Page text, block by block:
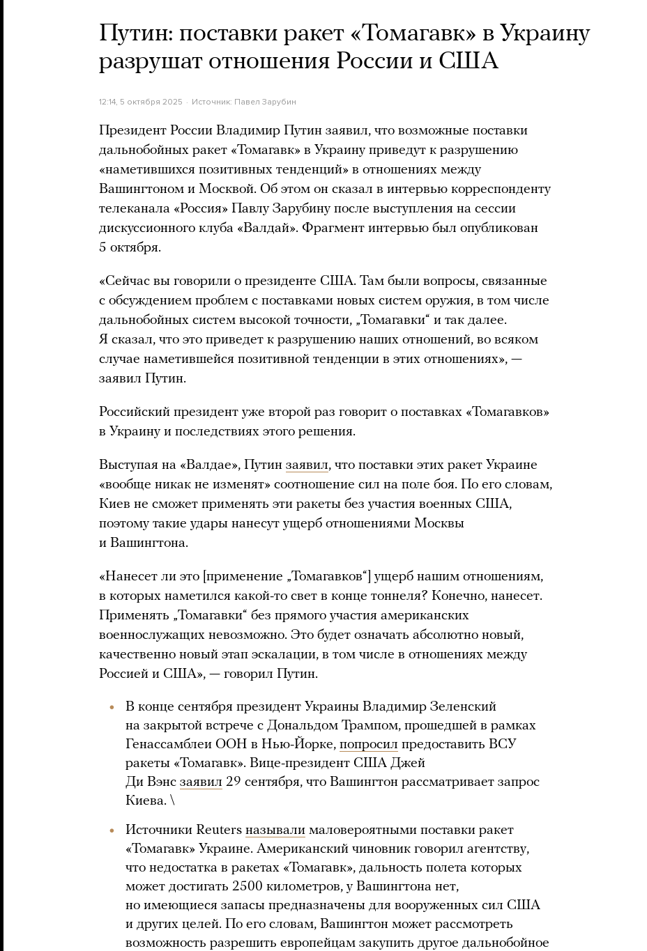
Путин: поставки ракет «Томагавк» в Украину
разрушат отношения России и США
12:14, 5 октября 2025 Источник: Павел Зарубин
Президент России Владимир Путин заявил, что возможные поставки
дальнобойных ракет «Томагавк» в Украину приведут к разрушению
«наметившихся позитивных тенденций» в отношениях между
Вашингтоном и Москвой. Об этом он сказал в интервью корреспонденту
телеканала «Россия» Павлу Зарубину после выступления на сессии
дискуссионного клуба «Валдай». Фрагмент интервью был опубликован
5 октября.
«Сейчас вы говорили о президенте США. Там были вопросы, связанные
с обсуждением проблем с поставками новых систем оружия, в том числе
дальнобойных систем высокой точности, „Томагавки“ и так далее.
Я сказал, что это приведет к разрушению наших отношений, во всяком
случае наметившейся позитивной тенденции в этих отношениях», —
заявил Путин.
Российский президент уже второй раз говорит о поставках «Томагавков»
в Украину и последствиях этого решения.
Выступая на «Валдае», Путин заявил, что поставки этих ракет Украине
«вообще никак не изменят» соотношение сил на поле боя. По его словам,
Киев не сможет применять эти ракеты без участия военных США,
поэтому такие удары нанесут ущерб отношениями Москвы
и Вашингтона.
«Нанесет ли это [применение „Томагавков“] ущерб нашим отношениям,
в которых наметился какой-то свет в конце тоннеля? Конечно, нанесет.
Применять „Томагавки“ без прямого участия американских
военнослужащих невозможно. Это будет означать абсолютно новый,
качественно новый этап эскалации, в том числе в отношениях между
Россией и США», — говорил Путин.
В конце сентября президент Украины Владимир Зеленский
на закрытой встрече с Дональдом Трампом, прошедшей в рамках
Генассамблеи ООН в Нью-Йорке, попросил предоставить ВСУ
ракеты «Томагавк». Вице-президент США Джей
Ди Вэнс заявил 29 сентября, что Вашингтон рассматривает запрос
Киева. \
Источники Reuters называли маловероятными поставки ракет
«Томагавк» Украине. Американский чиновник говорил агентству,
что недостатка в ракетах «Томагавк», дальность полета которых
может достигать 2500 километров, у Вашингтона нет,
но имеющиеся запасы предназначены для вооруженных сил США
и других целей. По его словам, Вашингтон может рассмотреть
возможность разрешить европейцам закупить другое дальнобойное